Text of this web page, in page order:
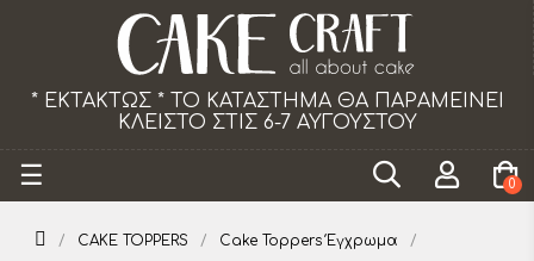
ΠΑΡΑΜΕΙΝΕΙ
Το κατάστημα θα παραμείνει
από 18/07 εως 29/
Toggle
navigation
☰ 0
CAKE TOPPERS Cake Toppers Έγχρωμα